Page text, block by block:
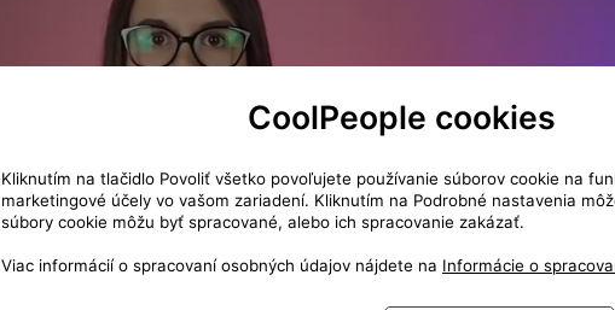
CoolPeople cookies
Kliknutím na tlačidlo Povoliť všetko povoľujete používanie súborov cookie na
marketingové účely vo vašom zariadení. Kliknutím na Podrobné nastavenia
súbory cookie môžu byť spracované, alebo ich spracovanie zakázať.
Viac informácií o spracovaní osobných údajov nájdete na Informácie o